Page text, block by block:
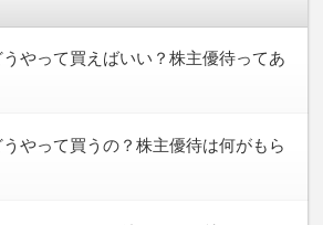
やって買えばいい？株主優待ってあ
やって買うの？株主優待は何がもら